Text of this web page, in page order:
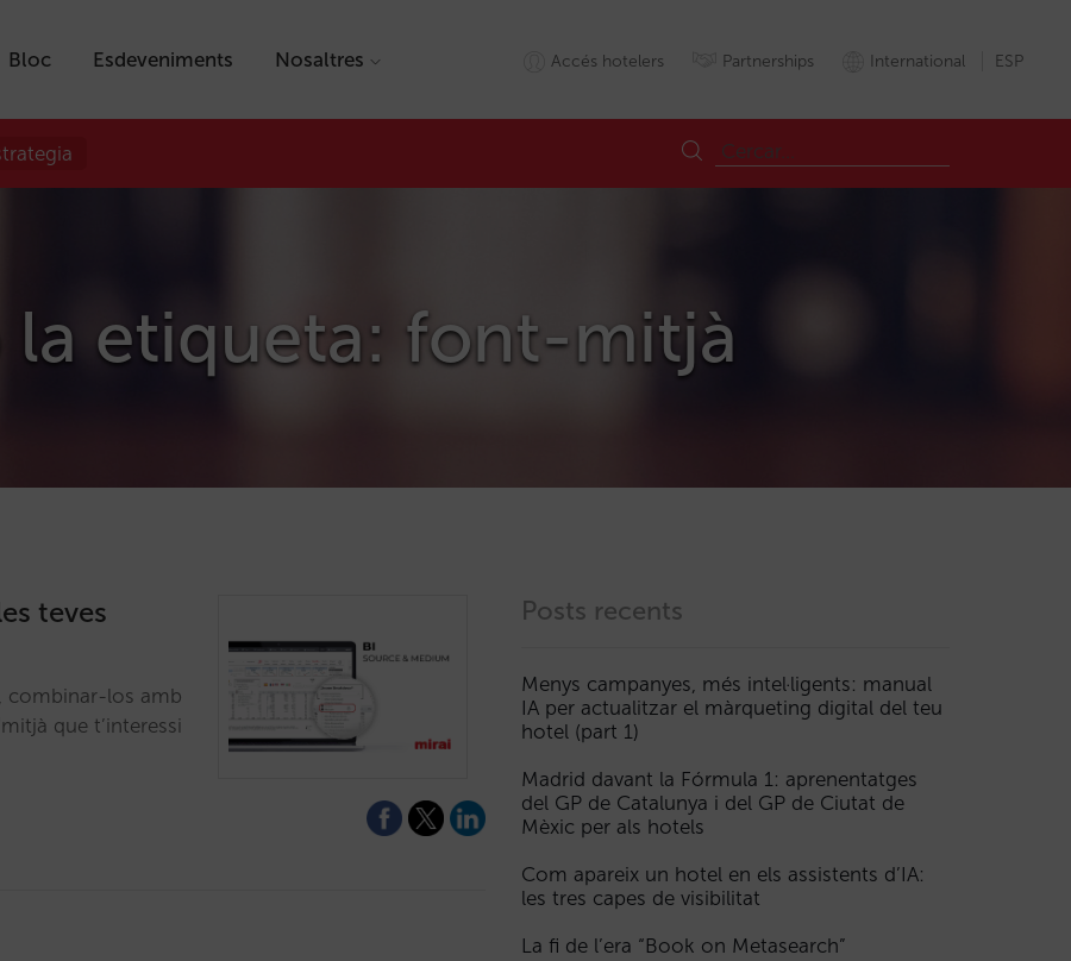
Bloc Esdeveniments Nosaltres Accés hotelers Partnerships International ESP
la etiqueta: font-mitjà
teves
combinar-los amb
que t’interessi
Posts recents
Menys campanyes, més intel·ligents: manual
IA per actualitzar el màrqueting digital del teu
hotel (part 1)
Madrid davant la Fórmula 1: aprenentatges
del GP de Catalunya i del GP de Ciutat de
Mèxic per als hotels
Com apareix un hotel en els assistents d’IA:
les tres capes de visibilitat
La fi de l’era “Book on Metasearch”